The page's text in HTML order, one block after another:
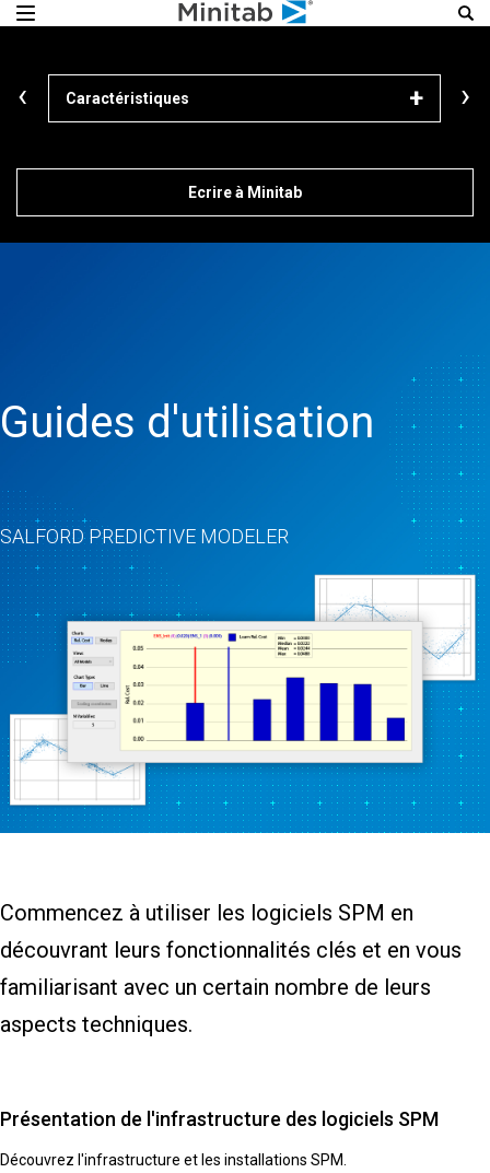
Caractéristiques En
‹ ›
Ecrire à Minitab
Guides d'utilisation
SALFORD PREDICTIVE MODELER
Commencez à utiliser les logiciels SPM en
découvrant leurs fonctionnalités clés et en vous
familiarisant avec un certain nombre de leurs
aspects techniques.
Présentation de l'infrastructure des logiciels SPM
Découvrez l'infrastructure et les installations SPM.